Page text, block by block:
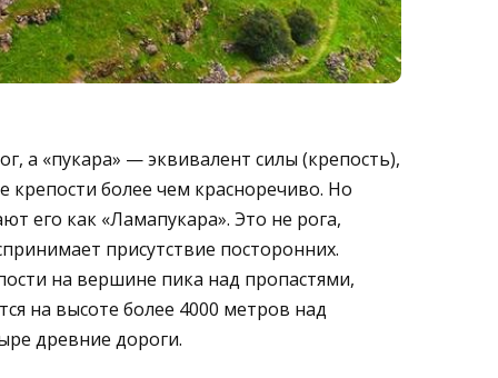
а «пукара» — эквивалент силы (крепость),
крепости более чем красноречиво. Но
его как «Ламапукара». Это не рога,
присутствие посторонних.
на вершине пика над пропастями,
на высоте более 4000 метров над
древние дороги.